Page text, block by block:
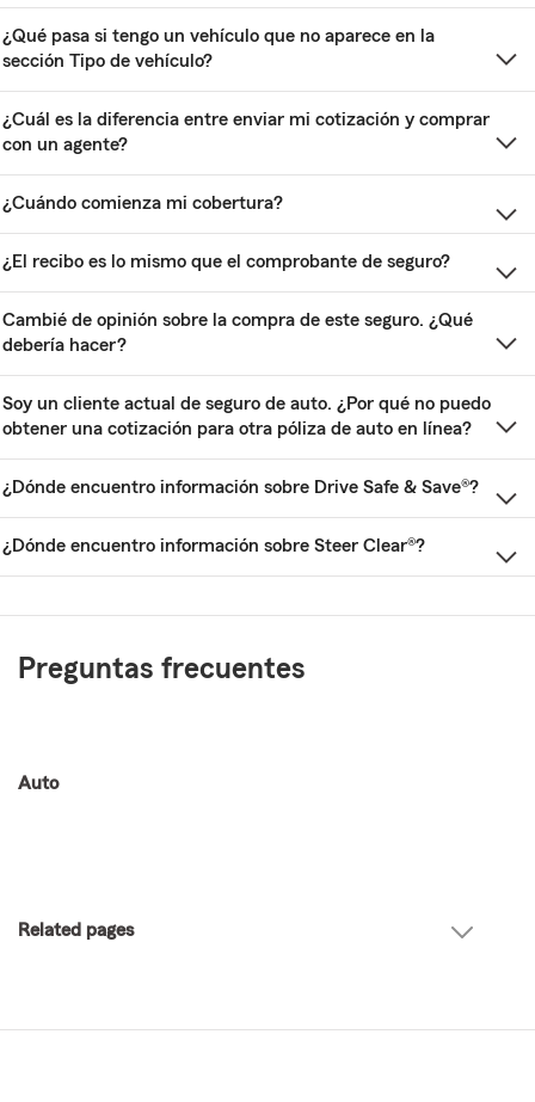
¿Qué pasa si tengo un vehículo que no aparece en la
sección Tipo de vehículo?
¿Cuál es la diferencia entre enviar mi cotización y comprar
con un agente?
¿Cuándo comienza mi cobertura?
¿El recibo es lo mismo que el comprobante de seguro?
Cambié de opinión sobre la compra de este seguro. ¿Qué
debería hacer?
Soy un cliente actual de seguro de auto. ¿Por qué no puedo
obtener una cotización para otra póliza de auto en línea?
¿Dónde encuentro información sobre Drive Safe & Save®?
¿Dónde encuentro información sobre Steer Clear®?
Preguntas frecuentes
Auto
Related pages